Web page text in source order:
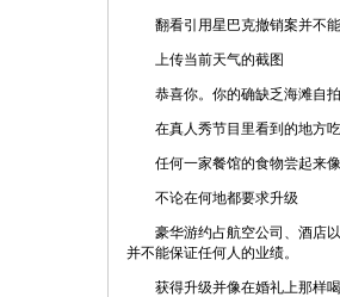
翻看引用星巴克撤销案并不能
上传当前天气的截图
恭喜你。你的确缺乏海滩自拍
在真人秀节目里看到的地方
任何一家餐馆的食物尝起来像
不论在何地都要求升级
豪华游约占航空公司、酒店以
并不能保证任何人的业绩。
获得升级并像在婚礼上那样